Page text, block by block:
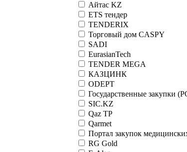
Айтас KZ
ETS тендер
TENDERIX
Торговый дом CASPY
SADI
EurasianTech
TENDER MEGA
КАЗЦИНК
ODEPT
Государственные закупки
SIC.KZ
Qaz TP
Qarmet
Портал закупок
RG Gold